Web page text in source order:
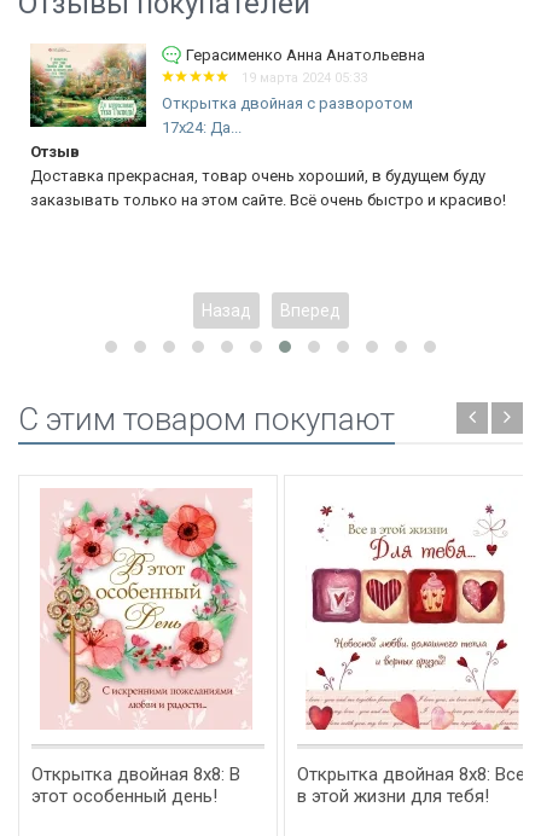
Герасименко Анна Анатольевна
19 марта 2024 05:33
Открытка двойная с разворотом
17x24: Да...
Отзыв
Доставка прекрасная, товар очень хороший, в будущем буду
заказывать только на этом сайте. Всё очень быстро и красиво!
Назад Вперед
C этим товаром покупают
Открытка двойная 8х8: В
этот особенный день!
Открытка двойная 8х8: Все
в этой жизни для тебя!